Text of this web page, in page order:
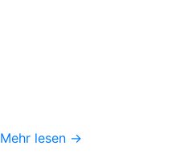
Mehr lesen →